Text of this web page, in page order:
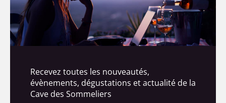
Recevez toutes les nouveautés,
évènements, dégustations et actualité de la
Cave des Sommeliers